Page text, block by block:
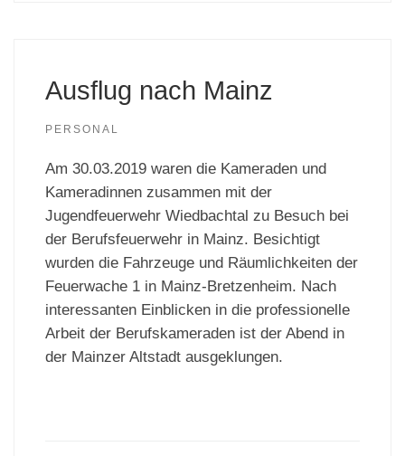
Ausflug nach Mainz
PERSONAL
Am 30.03.2019 waren die Kameraden und
Kameradinnen zusammen mit der
Jugendfeuerwehr Wiedbachtal zu Besuch bei
der Berufsfeuerwehr in Mainz. Besichtigt
wurden die Fahrzeuge und Räumlichkeiten der
Feuerwache 1 in Mainz-Bretzenheim. Nach
interessanten Einblicken in die professionelle
Arbeit der Berufskameraden ist der Abend in
der Mainzer Altstadt ausgeklungen.